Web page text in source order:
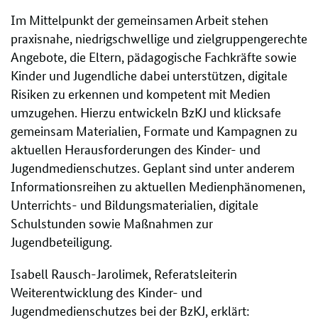
Im Mittelpunkt der gemeinsamen Arbeit stehen
praxisnahe, niedrigschwellige und zielgruppengerechte
Angebote, die Eltern, pädagogische Fachkräfte sowie
Kinder und Jugendliche dabei unterstützen, digitale
Risiken zu erkennen und kompetent mit Medien
umzugehen. Hierzu entwickeln BzKJ und klicksafe
gemeinsam Materialien, Formate und Kampagnen zu
aktuellen Herausforderungen des Kinder- und
Jugendmedienschutzes. Geplant sind unter anderem
Informationsreihen zu aktuellen Medienphänomenen,
Unterrichts- und Bildungsmaterialien, digitale
Schulstunden sowie Maßnahmen zur
Jugendbeteiligung.
Isabell Rausch-Jarolimek, Referatsleiterin
Weiterentwicklung des Kinder- und
Jugendmedienschutzes bei der BzKJ, erklärt: